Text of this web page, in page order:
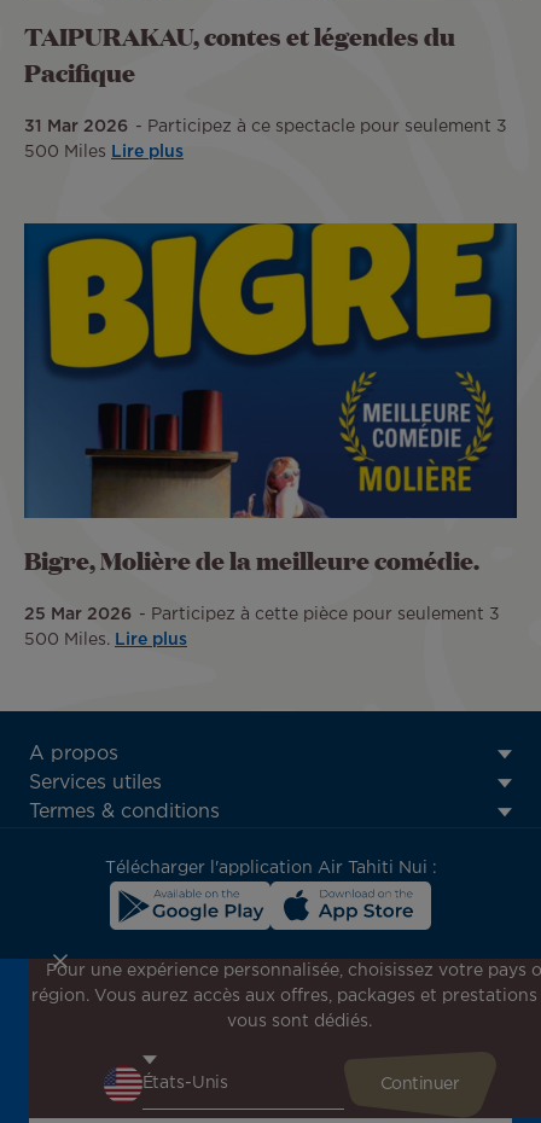
TAIPURAKAU, contes et légendes du
Pacifique
31 Mar 2026
Participez à ce spectacle pour seulement 3
500 Miles
Lire plus
Bigre, Molière de la meilleure comédie.
25 Mar 2026
Participez à cette pièce pour seulement 3
500 Miles.
Lire plus
ATN:
Footer
menu
A propos
Services utiles
Termes & conditions
Télécharger l'application Air Tahiti Nui :
Inscrivez-vous à notre newsletter !
Recevez en avant-première toutes nos offres spéciales et
l'inspiration pour votre prochain voyage !
Saisissez votre adresse e-mail ici
Pour une expérience personnalisée, choisissez votre pays
région. Vous aurez accès aux offres, packages et prestations
vous sont dédiés.